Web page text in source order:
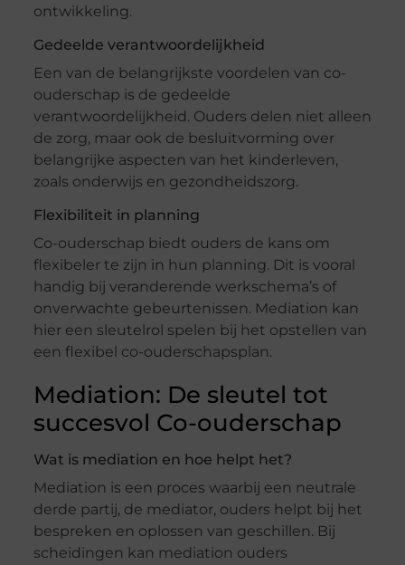
ontwikkeling.
Gedeelde verantwoordelijkheid
Een van de belangrijkste voordelen van co-
ouderschap is de gedeelde
verantwoordelijkheid. Ouders delen niet alleen
de zorg, maar ook de besluitvorming over
belangrijke aspecten van het kinderleven,
zoals onderwijs en gezondheidszorg.
Flexibiliteit in planning
Co-ouderschap biedt ouders de kans om
flexibeler te zijn in hun planning. Dit is vooral
handig bij veranderende werkschema’s of
onverwachte gebeurtenissen. Mediation kan
hier een sleutelrol spelen bij het opstellen van
een flexibel co-ouderschapsplan.
Mediation: De sleutel tot
succesvol Co-ouderschap
Wat is mediation en hoe helpt het?
Mediation is een proces waarbij een neutrale
derde partij, de mediator, ouders helpt bij het
bespreken en oplossen van geschillen. Bij
scheidingen kan mediation ouders